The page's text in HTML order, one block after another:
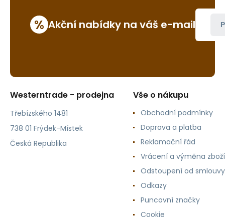
% Akční nabídky na váš e-mail
Westerntrade - prodejna
Třebízského 1481
738 01 Frýdek-Místek
Česká Republika
Vše o nákupu
Obchodní podmínky
Doprava a platba
Reklamační řád
Vrácení a výměna zboží
Odstoupení od smlouvy
Odkazy
Puncovní značky
Cookie